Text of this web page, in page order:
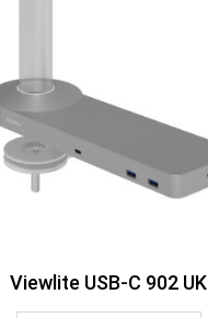
Viewlite USB-C 902 UK